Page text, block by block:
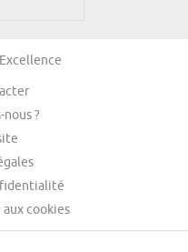
nous ?
cookies